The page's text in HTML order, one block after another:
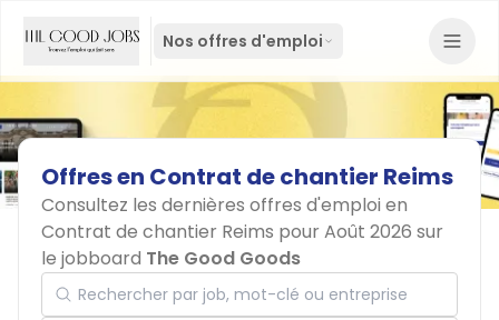
Nos offres d'emploi
Offresen Contrat dechantier Reims
Consultez les dernières offres d'emploi en
Contrat de chantier Reims pour Août 2026 sur
le jobboard The Good Goods
Rechercher par job, mot-clé ou entreprise